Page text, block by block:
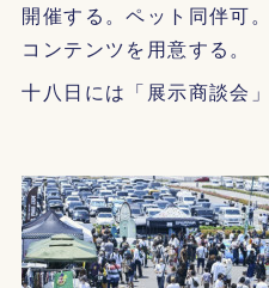
開催する。ペット同伴可
コンテンツを用意する。
十八日には「展示商談会」